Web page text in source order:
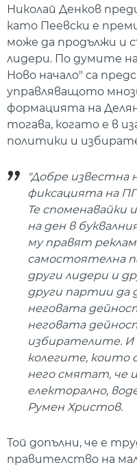
Николай Денков
като Пеевски е
може да продължи и
лидери. По думите
Ново начало" са
управляващото
формацията на
тогава, когато е в
политики и
"Добре
фиксацията на
Те споменавайки
на ден в
му правят
самостоятелна
други лидери и
други партии да
неговата
неговата
избирателите. И
колегите, които
него смятат, че
електорално,
Румен Христов.
Той допълни, че е
правителство на